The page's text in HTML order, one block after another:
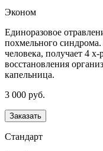
Эконом
Единоразовое
похмельного
человека, получает 4
восстановления
капельница.
3 000 руб.
Заказать
Стандарт